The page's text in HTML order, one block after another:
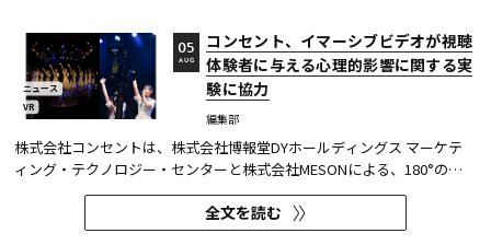
ニュース
VR
コンセント、イマーシブビデオが視聴
体験者に与える心理的影響に関する実
験に協力
編集部
05
AUG
株式会社コンセントは、株式会社博報堂DYホールディングス マーケテ
ィング・テクノロジー・センターと株式会社MESONによる、180°の視
野角のImmersive Video（以下、イマーシブビデオ）を実験刺激に用い
た心理実験に協力し、そのプレプリント論文が2026年6月8日にarXivで
公開された。 本実験は、イマーシブビデオの撮影距離が体験者の「そ...
全文を読む